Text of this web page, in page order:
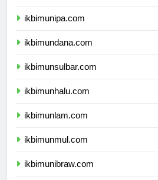
ikbimunipa.com
ikbimundana.com
ikbimunsulbar.com
ikbimunhalu.com
ikbimunlam.com
ikbimunmul.com
ikbimunibraw.com